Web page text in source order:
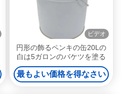
ビデオ
円形の飾るペンキの缶20Lの
白は5ガロンのバケツを塗る
最もよい価格を得なさい